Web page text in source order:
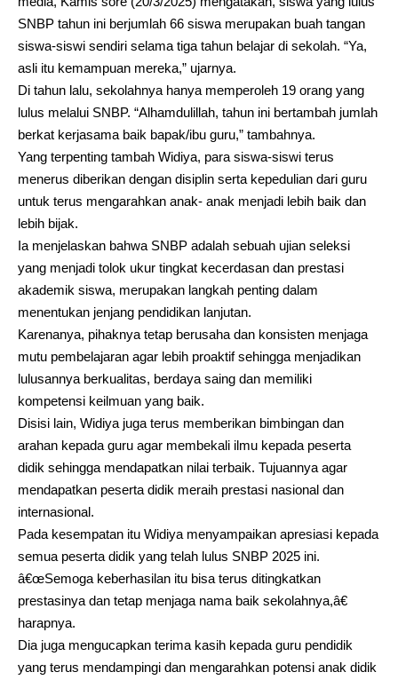
SNBP tahun ini berjumlah 66 siswa merupakan buah tangan
siswa-siswi sendiri selama tiga tahun belajar di sekolah. “Ya,
asli itu kemampuan mereka,” ujarnya.
Di tahun lalu, sekolahnya hanya memperoleh 19 orang yang
lulus melalui SNBP. “Alhamdulillah, tahun ini bertambah jumlah
berkat kerjasama baik bapak/ibu guru,” tambahnya.
Yang terpenting tambah Widiya, para siswa-siswi terus
menerus diberikan dengan disiplin serta kepedulian dari guru
untuk terus mengarahkan anak- anak menjadi lebih baik dan
lebih bijak.
Ia menjelaskan bahwa SNBP adalah sebuah ujian seleksi
yang menjadi tolok ukur tingkat kecerdasan dan prestasi
akademik siswa, merupakan langkah penting dalam
menentukan jenjang pendidikan lanjutan.
Karenanya, pihaknya tetap berusaha dan konsisten menjaga
mutu pembelajaran agar lebih proaktif sehingga menjadikan
lulusannya berkualitas, berdaya saing dan memiliki
kompetensi keilmuan yang baik.
Disisi lain, Widiya juga terus memberikan bimbingan dan
arahan kepada guru agar membekali ilmu kepada peserta
didik sehingga mendapatkan nilai terbaik. Tujuannya agar
mendapatkan peserta didik meraih prestasi nasional dan
internasional.
Pada kesempatan itu Widiya menyampaikan apresiasi kepada
semua peserta didik yang telah lulus SNBP 2025 ini.
â€œSemoga keberhasilan itu bisa terus ditingkatkan
prestasinya dan tetap menjaga nama baik sekolahnya,â€
harapnya.
Dia juga mengucapkan terima kasih kepada guru pendidik
yang terus mendampingi dan mengarahkan potensi anak didik